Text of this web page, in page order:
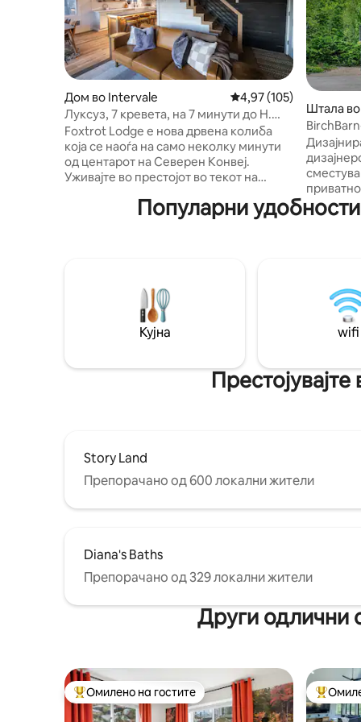
Дом во Intervale Просечна оцена: 4,97
4,97 (105)
Луксуз, 7 кревета, на 7 минути до Н.
Конвеј, камин
Foxtrot Lodge е нова дрвена колиба
која се наоѓа на само неколку минути
од центарот на Северен Конвеј.
Уживајте во престојот во текот на
риболовот, реката Сако, земјата на
приказните, аквариумот, езерото Ехо,
обезбедува некои од најдобрите места
за скијање, лизгање на мраз и
прифаќање на зимската земја на
чудата во Северен Конвеј. Со простор
за 8 лица, нашата новореновирана
викендичка ќе ви обезбеди совршен
дом за вашиот одмор во Њу Хемпшир.
Штала
близина
Џексон и
огниште. Совршена изолирана
Популарни
Кујна wifi
Story Land
Препорачано од 600 локални жители
Diana's Baths
Препорачано од 329 локални жители
Други одлични
Меѓу најуспешните „Омилени на гостите“
Омилено на гостите Меѓу